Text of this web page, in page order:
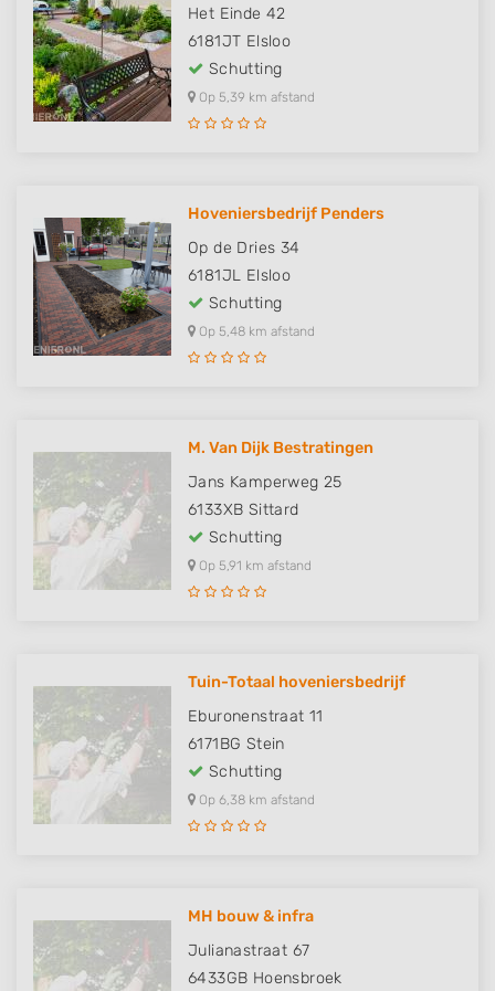
Het Einde 42
6181JT Elsloo
Schutting
Op 5,39 km afstand
Hoveniersbedrijf Penders
Op de Dries 34
6181JL Elsloo
Schutting
Op 5,48 km afstand
M. Van Dijk Bestratingen
Jans Kamperweg 25
6133XB Sittard
Schutting
Op 5,91 km afstand
Tuin-Totaal hoveniersbedrijf
Eburonenstraat 11
6171BG Stein
Schutting
Op 6,38 km afstand
MH bouw & infra
Julianastraat 67
6433GB Hoensbroek